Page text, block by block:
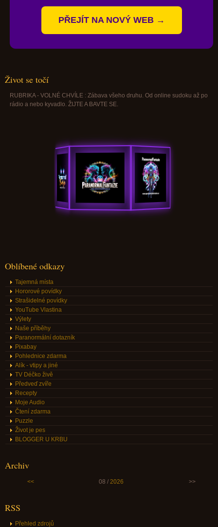
PŘEJÍT NA NOVÝ WEB →
Život se točí
RUBRIKA - VOLNÉ CHVÍLE : Zábava všeho druhu. Od online sudoku až po
rádio a nebo kyvadlo. ŽIJTE A BAVTE SE.
Oblíbené odkazy
Tajemná místa
Hororové povídky
Strašidelné povídky
YouTube Vlastina
Výlety
Naše příběhy
Paranormální dotazník
Pixabay
Pohlednice zdarma
Alík - vtipy a jiné
TV Déčko živě
Předveď zvíře
Recepty
Moje Audio
Čtení zdarma
Puzzle
Život je pes
BLOGGER U KRBU
Archiv
<< 08 / 2026 >>
RSS
Přehled zdrojů